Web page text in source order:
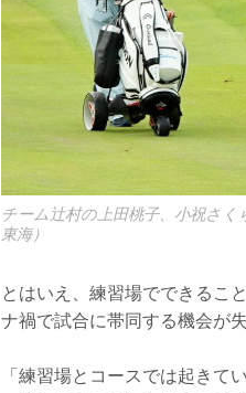
チーム辻村の上田桃子、小祝さ
東海）
とはいえ、練習場でできるこ
ナ禍で試合に帯同する機会が
「練習場とコースでは起きて